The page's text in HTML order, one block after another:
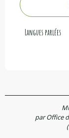
Langues parlées
Langues parlées
par Office